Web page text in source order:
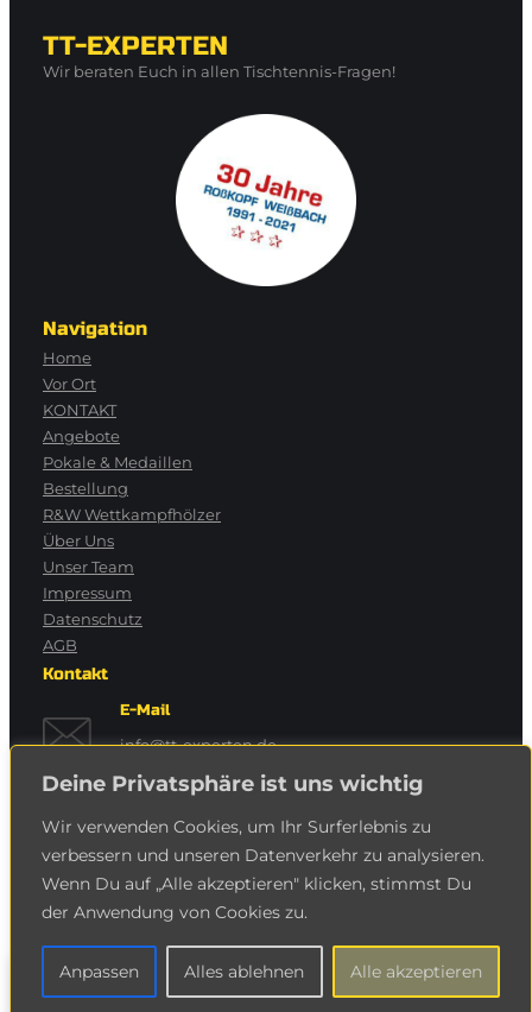
Deine Privatsphäre ist uns wichtig
Wir verwenden Cookies, um Ihr Surferlebnis zu
verbessern und unseren Datenverkehr zu analysieren.
Wenn Du auf „Alle akzeptieren" klicken, stimmst Du
der Anwendung von Cookies zu.
Anpassen Alles ablehnen Alle akzeptieren
TT-EXPERTEN
Wir beraten Euch in allen Tischtennis-Fragen!
Navigation
Home
Vor Ort
KONTAKT
Angebote
Pokale & Medaillen
Bestellung
R&W Wettkampfhölzer
Über Uns
Unser Team
Impressum
Datenschutz
AGB
Kontakt
E-Mail
info@tt-experten.de
Köln: 0221 / 550 63 45
Sankt Augustin:02241 / 932 66 96
Copyright © 2024 TT-Experten Roßkopf & Weißbach